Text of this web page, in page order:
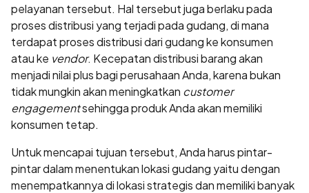
pelayanan tersebut. Hal tersebut juga berlaku pada
proses distribusi yang terjadi pada gudang, di mana
terdapat proses distribusi dari gudang ke konsumen
atau ke vendor. Kecepatan distribusi barang akan
menjadi nilai plus bagi perusahaan Anda, karena bukan
tidak mungkin akan meningkatkan customer
engagementsehingga produk Anda akan memiliki
konsumen tetap.
Untuk mencapai tujuan tersebut, Anda harus pintar-
pintar dalam menentukan lokasi gudang yaitu dengan
menempatkannya di lokasi strategis dan memiliki banyak